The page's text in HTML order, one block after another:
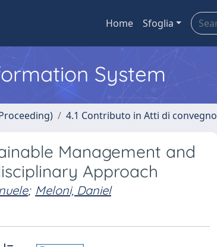
Home Sfoglia
System
4.1 Contributo in Atti di convegno
Management and
Approach
; Meloni, Daniel